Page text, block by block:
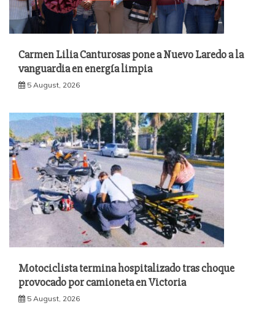
Carmen Lilia Canturosas pone a Nuevo Laredo a la
vanguardia en energía limpia
5 August, 2026
Motociclista termina hospitalizado tras choque
provocado por camioneta en Victoria
5 August, 2026